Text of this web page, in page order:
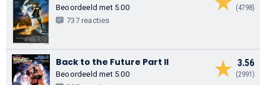
(4798)
Beoordeeld met 5.00
737 reacties
3.56
(2991)
Back to the Future Part II
Beoordeeld met 5.00